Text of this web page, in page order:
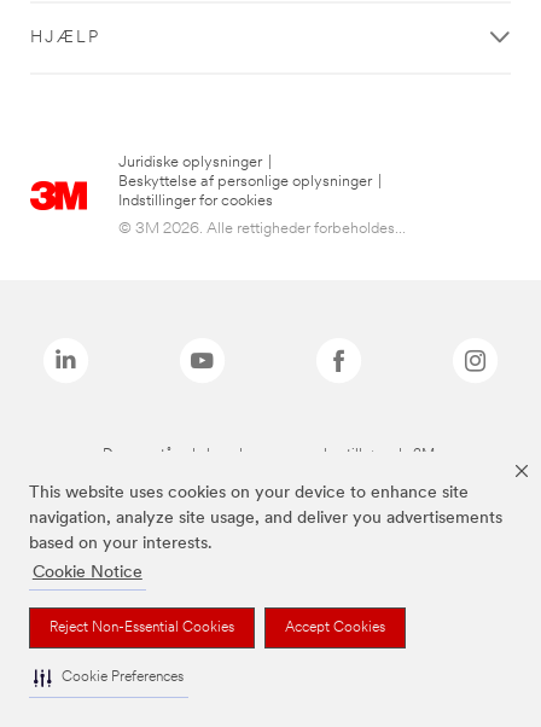
This website uses cookies on your device to enhance site
navigation, analyze site usage, and deliver you advertisements
based on your interests.
Cookie Notice
Reject Non-Essential Cookies Accept Cookies
Cookie Preferences
HJÆLP
Juridiske oplysninger
Beskyttelse af personlige oplysninger
Indstillinger for cookies
© 3M 2026. Alle rettigheder forbeholdes...
De ovenstående brands er varemærker tilhørende 3M.